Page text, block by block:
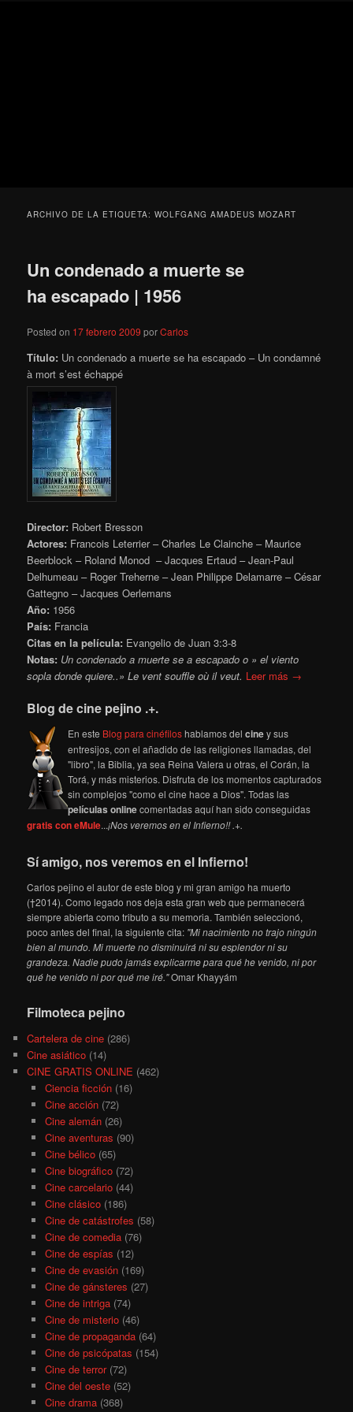
ARCHIVO DE LA ETIQUETA:WOLFGANG AMADEUS MOZART
Un condenado a muerte se
ha escapado | 1956
Posted on 17 febrero 2009 porCarlos
Título: Un condenado a muerte se ha escapado – Un condamné
à mort s’est échappé
Director: Robert Bresson
Actores: Francois Leterrier – Charles Le Clainche – Maurice
Beerblock – Roland Monod – Jacques Ertaud – Jean-Paul
Delhumeau – Roger Treherne – Jean Philippe Delamarre – César
Gattegno – Jacques Oerlemans
Año: 1956
País: Francia
Citas en la película: Evangelio de Juan 3:3-8
Notas: Un condenado a muerte se a escapado o » el viento
sopla donde quiere..» Le vent souffle où il veut. Leer más →
Blog de cine pejino .+.
En este Blog para cinéfiloshablamos delciney sus
entresijos, con el añadido de las religiones llamadas, del
"libro", la Biblia, ya sea Reina Valera u otras, el Corán, la
Torá, y más misterios. Disfruta de los momentos capturados
sin complejos "como el cine hace a Dios". Todas las
películas onlinecomentadas aquí han sido conseguidas
gratis con eMule...¡Nos veremos en el Infierno!! .+.
Sí amigo, nos veremos en el Infierno!
Carlos pejino el autor de este blog y mi gran amigo ha muerto
(†2014). Como legado nos deja esta gran web que permanecerá
siempre abierta como tributo a su memoria. También seleccionó,
poco antes del final, la siguiente cita: "Mi nacimiento no trajo ningún
bien al mundo. Mi muerte no disminuirá ni su esplendor ni su
grandeza. Nadie pudo jamás explicarme para qué he venido, ni por
qué he venido ni por qué me iré."Omar Khayyám
Filmoteca pejino
Cartelera de cine (286)
Cine asiático (14)
CINE GRATIS ONLINE (462)
Ciencia ficción(16)
Cine acción(72)
Cine alemán(26)
Cine aventuras (90)
Cine bélico(65)
Cine biográfico(72)
Cine carcelario(44)
Cine clásico(186)
Cine de catástrofes (58)
Cine de comedia(76)
Cine de espías (12)
Cine de evasión(169)
Cine de gánsteres (27)
Cine de intriga(74)
Cine de misterio(46)
Cine de propaganda(64)
Cine de psicópatas (154)
Cine de terror(72)
Cine del oeste(52)
Cine drama(368)